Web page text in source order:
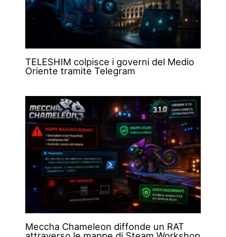
TELESHIM colpisce i governi del Medio
Oriente tramite Telegram
Meccha Chameleon diffonde un RAT